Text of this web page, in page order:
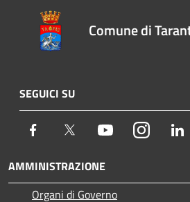
Comune di
SEGUICI SU
Facebook Twitter YoutubeInstagram
AMMINISTRAZIONE
Organi di Governo